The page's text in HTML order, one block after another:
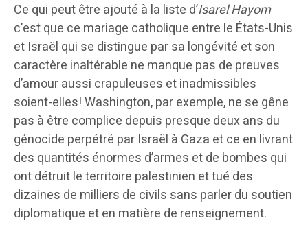
Ce qui peut être ajouté à la liste d’Isarel Hayom
c’est que ce mariage catholique entre le États-Unis
et Israël qui se distingue par sa longévité et son
caractère inaltérable ne manque pas de preuves
d’amour aussi crapuleuses et inadmissibles
soient-elles! Washington, par exemple, ne se gêne
pas à être complice depuis presque deux ans du
génocide perpétré par Israël à Gaza et ce en livrant
des quantités énormes d’armes et de bombes qui
ont détruit le territoire palestinien et tué des
dizaines de milliers de civils sans parler du soutien
diplomatique et en matière de renseignement.